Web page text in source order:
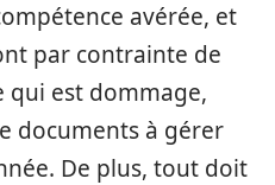
avérée, et
par contrainte de
qui est dommage,
documents à gérer
De plus, tout doit